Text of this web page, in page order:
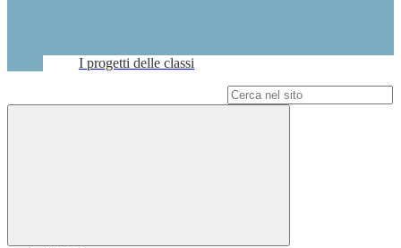
I progetti delle classi